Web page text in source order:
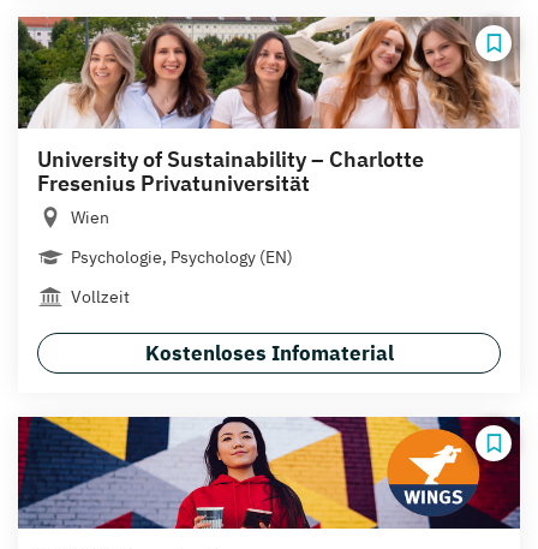
University of Sustainability – Charlotte
Fresenius Privatuniversität
Wien
Psychologie, Psychology (EN)
Vollzeit
Kostenloses Infomaterial